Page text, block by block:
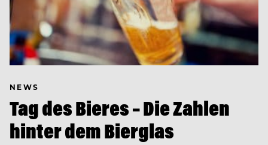
NEWS
Tag des Bieres – Die Zahlen
hinter dem Bierglas